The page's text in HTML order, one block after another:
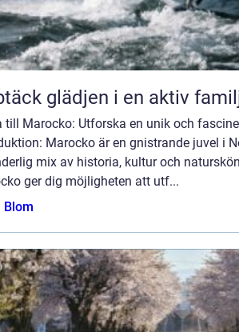
glädjen i en aktiv
till Marocko: Utforska en unik och
Marocko är en gnistrande juvel i
mix av historia, kultur och
ger dig möjligheten att utf...
Blom